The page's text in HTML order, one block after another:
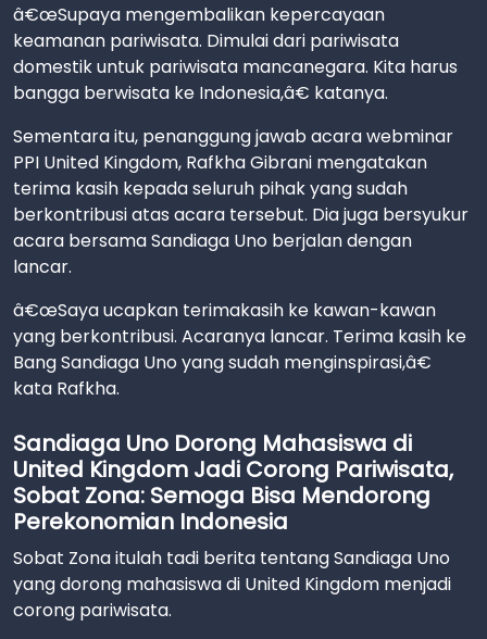
â€œSupaya mengembalikan kepercayaan
keamanan pariwisata. Dimulai dari pariwisata
domestik untuk pariwisata mancanegara. Kita harus
bangga berwisata ke Indonesia,â€ katanya.
Sementara itu, penanggung jawab acara webminar
PPI United Kingdom, Rafkha Gibrani mengatakan
terima kasih kepada seluruh pihak yang sudah
berkontribusi atas acara tersebut. Dia juga bersyukur
acara bersama Sandiaga Uno berjalan dengan
lancar.
â€œSaya ucapkan terimakasih ke kawan-kawan
yang berkontribusi. Acaranya lancar. Terima kasih ke
Bang Sandiaga Uno yang sudah menginspirasi,â€
kata Rafkha.
Sandiaga Uno Dorong Mahasiswa di
United Kingdom Jadi Corong Pariwisata,
Sobat Zona: Semoga Bisa Mendorong
Perekonomian Indonesia
Sobat Zona itulah tadi berita tentang Sandiaga Uno
yang dorong mahasiswa di United Kingdom menjadi
corong pariwisata.